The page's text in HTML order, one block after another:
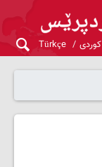
کوردی Türkçe